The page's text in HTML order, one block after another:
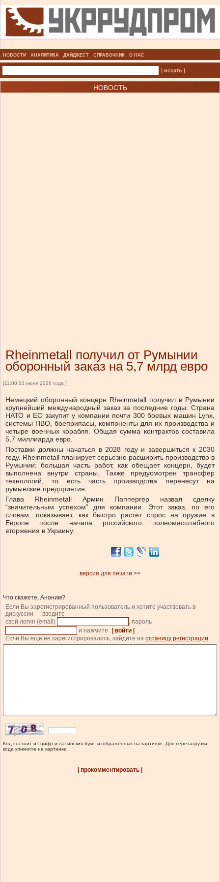
НОВОСТИ АНАЛИТИКА ДАЙДЖЕСТ СПРАВОЧНИК О НАС
| искать |
НОВОСТЬ
Rheinmetall получил от Румынии
оборонный заказ на 5,7 млрд евро
[11:00 03 июня 2026 года ]
Немецкий оборонный концерн Rheinmetall получил в Румынии
крупнейший международный заказ за последние годы. Страна
НАТО и ЕС закупит у компании почти 300 боевых машин Lynx,
системы ПВО, боеприпасы, компоненты для их производства и
четыре военных корабля. Общая сумма контрактов составила
5,7 миллиарда евро.
Поставки должны начаться в 2028 году и завершиться к 2030
году. Rheinmetall планирует серьезно расширить производство в
Румынии: большая часть работ, как обещает концерн, будет
выполнена внутри страны. Также предусмотрен трансфер
технологий, то есть часть производства перенесут на
румынские предприятия.
Глава Rheinmetall Армин Паппергер назвал сделку
“значительным успехом” для компании. Этот заказ, по его
словам, показывает, как быстро растет спрос на оружие в
Европе после начала российского полномасштабного
вторжения в Украину.
версия для печати >>
Что скажете, Аноним?
Если Вы зарегистрированный пользователь и хотите участвовать в
дискуссии — введите
свой логин (email)
, пароль
и нажмите
| войти |
.
Если Вы еще не зарегистрировались, зайдите на страницу регистрации.
Код состоит из цифр и латинских букв, изображенных на картинке. Для перезагрузки
кода кликните на картинке.
| прокомментировать |